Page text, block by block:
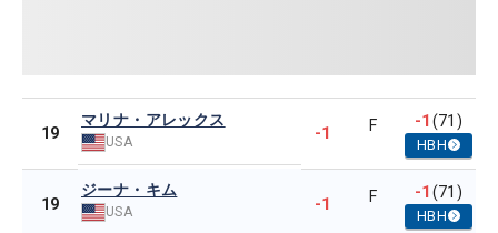
19
マリナ・アレックス
USA -1 F -1(71)
HBH
19
ジーナ・キム
USA -1 F -1(71)
HBH